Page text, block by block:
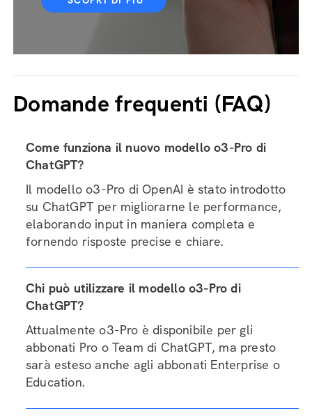
Domande frequenti (FAQ)
Come funziona il nuovo modello o3-Pro di
ChatGPT?
Il modello o3-Pro di OpenAI è stato introdotto
su ChatGPT per migliorarne le performance,
elaborando input in maniera completa e
fornendo risposte precise e chiare.
Chi può utilizzare il modello o3-Pro di
ChatGPT?
Attualmente o3-Pro è disponibile per gli
abbonati Pro o Team di ChatGPT, ma presto
sarà esteso anche agli abbonati Enterprise o
Education.